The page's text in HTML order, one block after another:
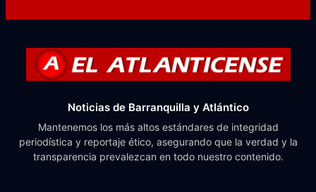
Noticias de Barranquilla y Atlántico
Mantenemos los más altos estándares de integridad
periodística y reportaje ético, asegurando que la verdad y la
transparencia prevalezcan en todo nuestro contenido.